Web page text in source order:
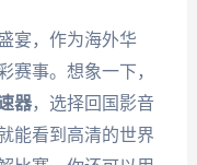
宴，作为海外华
赛事。想象一下，
器，选择回国影音
能看到高清的世界